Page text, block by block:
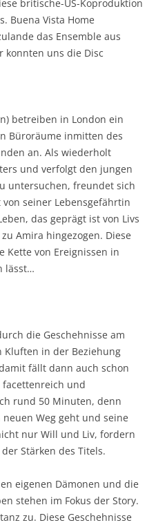
britische-US-Koproduktion
Buena Vista Home
das Ensemble aus
konnten uns die Disc
betreiben in London ein
Büroräume inmitten des
an. Als wiederholt
und verfolgt den jungen
untersuchen, freundet sich
seiner Lebensgefährtin
das geprägt ist von Livs
Amira hingezogen. Diese
Kette von Ereignissen in
lässt…
die Geschehnisse am
in der Beziehung
fällt dann auch schon
und
rund 50 Minuten, denn
Weg geht und seine
nur Will und Liv, fordern
Stärken des Titels.
eigenen Dämonen und die
stehen im Fokus der Story.
zu. Diese Geschehnisse